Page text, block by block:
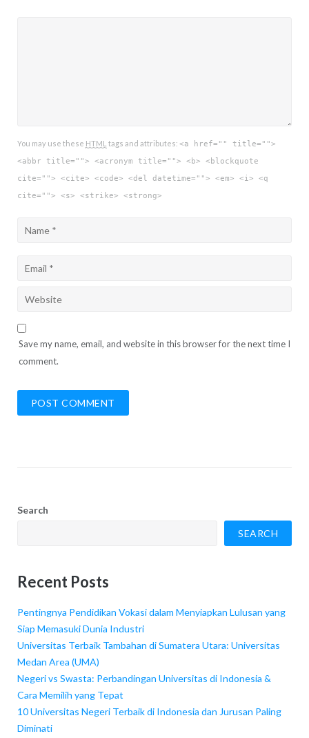
You may use these HTML tags and attributes: <a href="" title="">
<abbr title=""> <acronym title=""> <b> <blockquote
cite=""> <cite> <code> <del datetime=""> <em> <i> <q
cite=""> <s> <strike> <strong>
Save my name, email, and website in this browser for the next time I
comment.
Search
SEARCH
Recent Posts
Pentingnya Pendidikan Vokasi dalam Menyiapkan Lulusan yang
Siap Memasuki Dunia Industri
Universitas Terbaik Tambahan di Sumatera Utara: Universitas
Medan Area (UMA)
Negeri vs Swasta: Perbandingan Universitas di Indonesia &
Cara Memilih yang Tepat
10 Universitas Negeri Terbaik di Indonesia dan Jurusan Paling
Diminati